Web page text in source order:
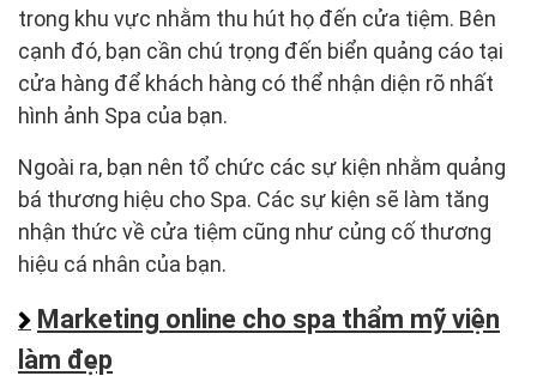
trong khu vực nhằm thu hút họ đến cửa tiệm. Bên
cạnh đó, bạn cần chú trọng đến biển quảng cáo tại
cửa hàng để khách hàng có thể nhận diện rõ nhất
hình ảnh Spa của bạn.
Ngoài ra, bạn nên tổ chức các sự kiện nhằm quảng
bá thương hiệu cho Spa. Các sự kiện sẽ làm tăng
nhận thức về cửa tiệm cũng như củng cố thương
hiệu cá nhân của bạn.
Marketing online cho spa thẩm mỹ viện
làm đẹp